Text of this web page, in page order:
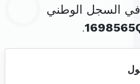
السجل الوطني
.